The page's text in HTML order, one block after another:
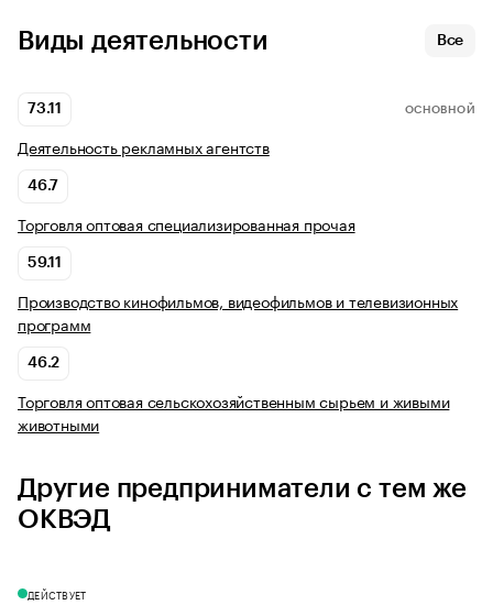
Виды деятельности Все
73.11 ОСНОВНОЙ
Деятельность рекламных агентств
46.7
Торговля оптовая специализированная прочая
59.11
Производство кинофильмов, видеофильмов и телевизионных
программ
46.2
Торговля оптовая сельскохозяйственным сырьем и живыми
животными
Другие предприниматели с тем же
ОКВЭД
ДЕЙСТВУЕТ